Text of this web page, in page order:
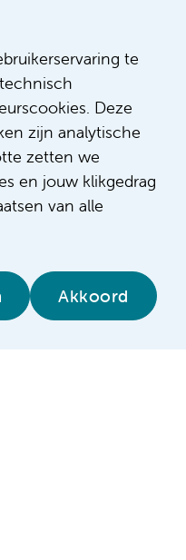
te
Deze
zijn analytische
zetten we
en jouw klikgedrag
van alle
Akkoord